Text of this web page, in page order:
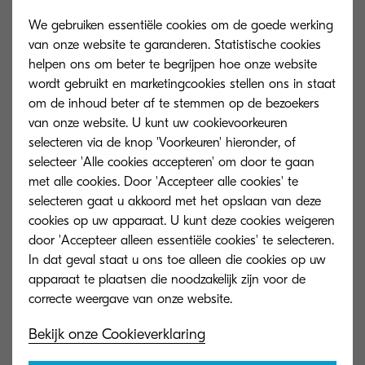
een monteur sturen als ze een foutcode
ontvangen. ”Vroeger zaten gezinnen soms twee
weken zonder wasmachine, omdat de reparatie
zo lang duurde. Eerst namen mensen contact op
met de winkel, die belde vervolgens een monteur,
dan moest er een onderdeel besteld worden en
moest er opnieuw een monteur langskomen om
dat onderdeel te monteren. Voor ieder gezin is
dat een nachtmerrie. Maar als apparaten
constant gemonitord worden, kunnen problemen
zelfs al geïdentificeerd worden voordat het
apparaat ermee ophoudt. Het is een veel pro-
actievere benadering. Ook hierbij draait alles
weer om een betere klantervaring,” vertelt Strauss.
We gebruiken essentiële cookies om de goede werking
van onze website te garanderen. Statistische cookies
helpen ons om beter te begrijpen hoe onze website
wordt gebruikt en marketingcookies stellen ons in staat
om de inhoud beter af te stemmen op de bezoekers
van onze website. U kunt uw cookievoorkeuren
selecteren via de knop 'Voorkeuren' hieronder, of
selecteer 'Alle cookies accepteren' om door te gaan
met alle cookies. Door 'Accepteer alle cookies' te
selecteren gaat u akkoord met het opslaan van deze
cookies op uw apparaat. U kunt deze cookies weigeren
door 'Accepteer alleen essentiële cookies' te selecteren.
In dat geval staat u ons toe alleen die cookies op uw
apparaat te plaatsen die noodzakelijk zijn voor de
Bekijk onze Cookieverklaring